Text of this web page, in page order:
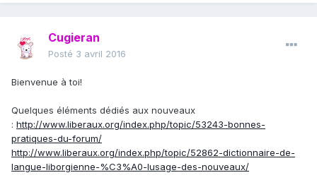
Cugieran
Posté 3 avril 2016
Bienvenue à toi!
Quelques éléments dédiés aux nouveaux
: http://www.liberaux.org/index.php/topic/53243-bonnes-
pratiques-du-forum/
http://www.liberaux.org/index.php/topic/52862-dictionnaire-de-
langue-liborgienne-%C3%A0-lusage-des-nouveaux/